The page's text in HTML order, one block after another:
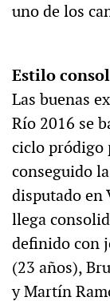
uno de los
Estilo
Las buenas
Río 2016 se
ciclo pródigo
conseguido
disputado en
llega
definido con
(23 años),
y Martín